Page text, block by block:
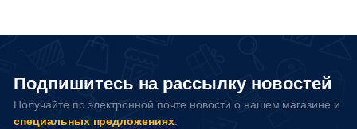
Подпишитесь на рассылку новостей
Получайте по электронной почте новости о нашем магазине и
специальных предложениях.